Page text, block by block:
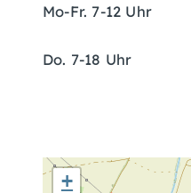
Mo-Fr. 7-12 Uhr
Do. 7-18 Uhr
+